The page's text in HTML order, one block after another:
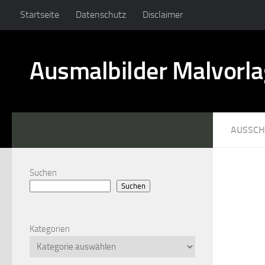
Startseite Datenschutz Disclaimer
Ausmalbilder
Suchen
Suchen
Kategorien